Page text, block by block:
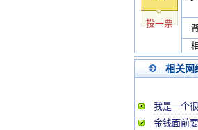
投一票
相关网
我是一个
金钱面前